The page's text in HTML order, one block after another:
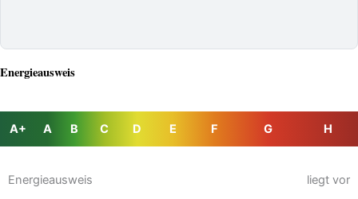
Energieausweis
A+ A B C D E F G H
Energieausweis liegt vor